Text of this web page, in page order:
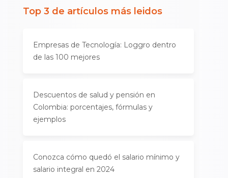
Top 3 de artículos más leidos
Empresas de Tecnología: Loggro dentro
de las 100 mejores
Descuentos de salud y pensión en
Colombia: porcentajes, fórmulas y
ejemplos
Conozca cómo quedó el salario mínimo y
salario integral en 2024